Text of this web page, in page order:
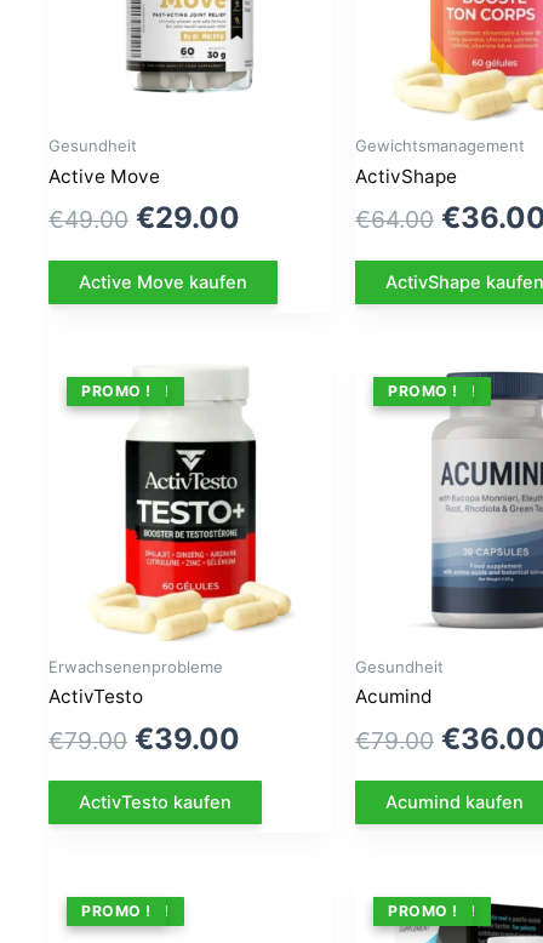
Gesundheit
Active Move
€49.00 Le
prix
initial
€49.00.
€29.00
prix
actuel
€29.00.
Active Move kaufen
Gewichtsmanagement
ActivShape
€64.00 Le
prix
initial
€
ActivShape kaufen
ANGEBOT !
PROMO !
Erwachsenenprobleme
ActivTesto
€79.00 Le
prix
initial
€39.00
prix
ActivTesto kaufen
ANGEBOT !
PROMO !
Gesundheit
Acumind
€79.00 Le
prix
initial
€
Acumind kaufen
ANGEBOT !
PROMO ! ANGEBOT !
PROMO !